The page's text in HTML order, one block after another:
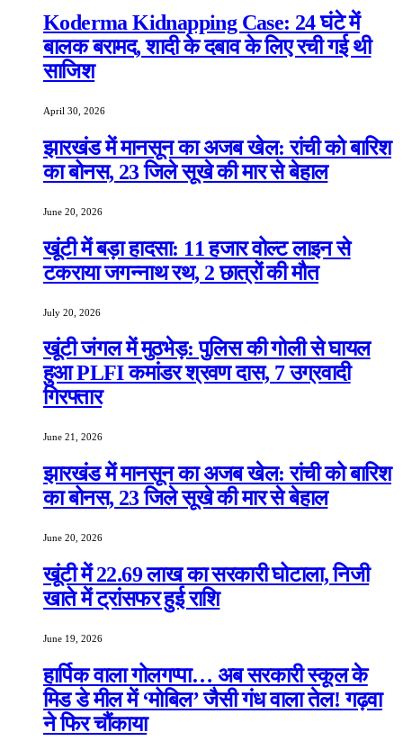
Koderma Kidnapping Case: 24 घंटे में
बालक बरामद, शादी के दबाव के लिए रची गई थी
साजिश
April 30, 2026
झारखंड में मानसून का अजब खेल: रांची को बारिश
का बोनस, 23 जिले सूखे की मार से बेहाल
June 20, 2026
खूंटी में बड़ा हादसा: 11 हजार वोल्ट लाइन से
टकराया जगन्नाथ रथ, 2 छात्रों की मौत
July 20, 2026
खूंटी जंगल में मुठभेड़: पुलिस की गोली से घायल
हुआ PLFI कमांडर श्रवण दास, 7 उग्रवादी
गिरफ्तार
June 21, 2026
झारखंड में मानसून का अजब खेल: रांची को बारिश
का बोनस, 23 जिले सूखे की मार से बेहाल
June 20, 2026
खूंटी में 22.69 लाख का सरकारी घोटाला, निजी
खाते में ट्रांसफर हुई राशि
June 19, 2026
हार्पिक वाला गोलगप्पा… अब सरकारी स्कूल के
मिड डे मील में ‘मोबिल’ जैसी गंध वाला तेल! गढ़वा
ने फिर चौंकाया